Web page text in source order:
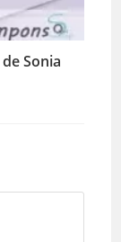
Sonia